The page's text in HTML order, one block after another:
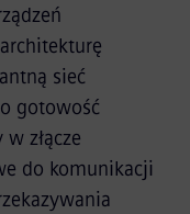
sieć
gotowość
złącze
do komunikacji